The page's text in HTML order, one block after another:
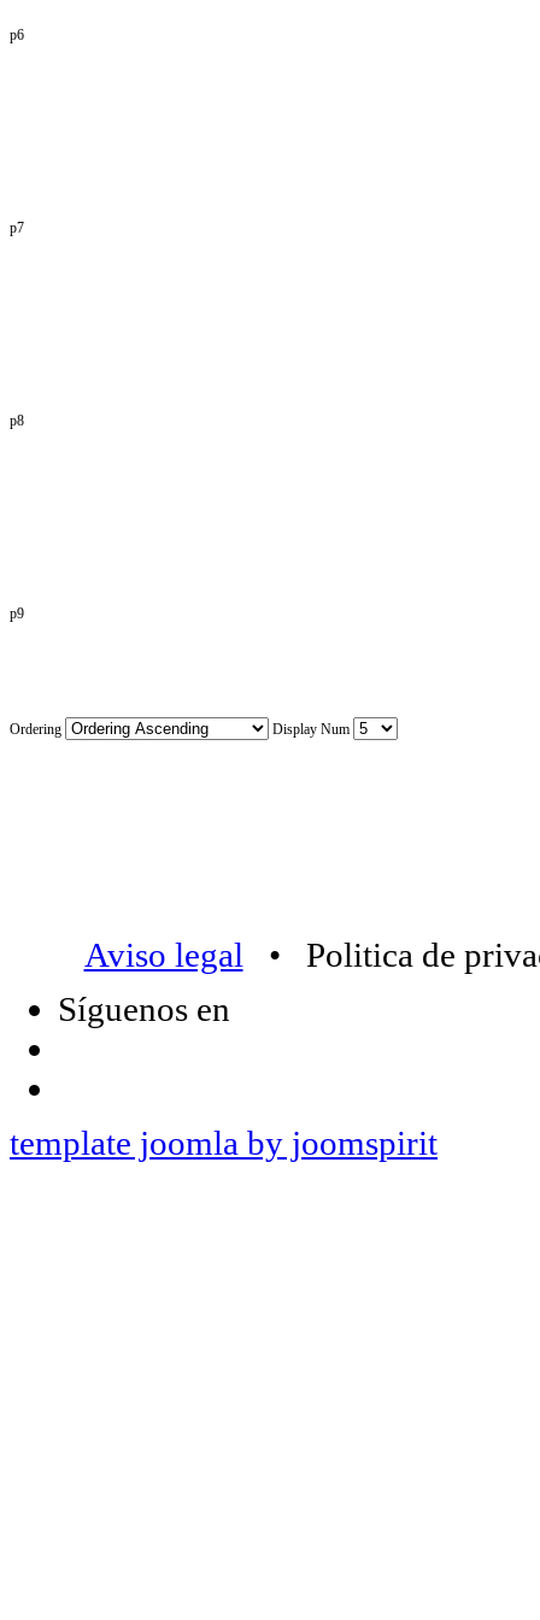
p6
p7
p8
p9
Ordering Display Num
Aviso legal • Politica de
Síguenos en
template joomla by joomspirit